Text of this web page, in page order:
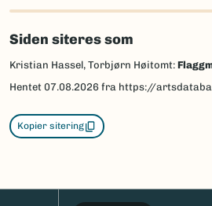
Siden siteres som
Kristian Hassel, Torbjørn Høitomt:
Hentet 07.08.2026 fra https://
Kopier sitering